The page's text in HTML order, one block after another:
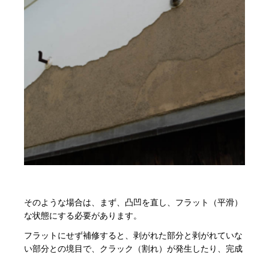
そのような場合は、まず、凸凹を直し、フラット（平滑）
な状態にする必要があります。
フラットにせず補修すると、剥がれた部分と剥がれていな
い部分との境目で、クラック（割れ）が発生したり、完成